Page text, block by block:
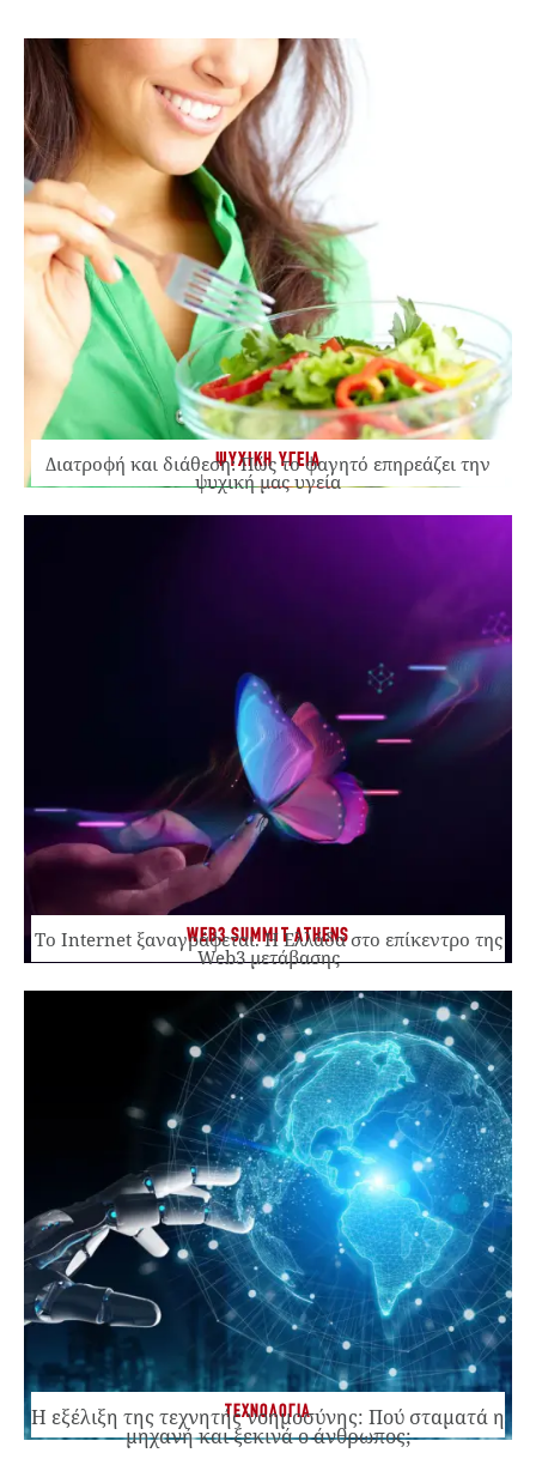
ΨΥΧΙΚΗ ΥΓΕΙΑ
Διατροφή και διάθεση: Πώς το φαγητό επηρεάζει την
ψυχική μας υγεία
WEB3 SUMMIT ATHENS
Το Internet ξαναγράφεται. Η Ελλάδα στο επίκεντρο της
Web3 μετάβασης
ΤΕΧΝΟΛΟΓΙΑ
Η εξέλιξη της τεχνητής νοημοσύνης: Πού σταματά η
μηχανή και ξεκινά ο άνθρωπος;